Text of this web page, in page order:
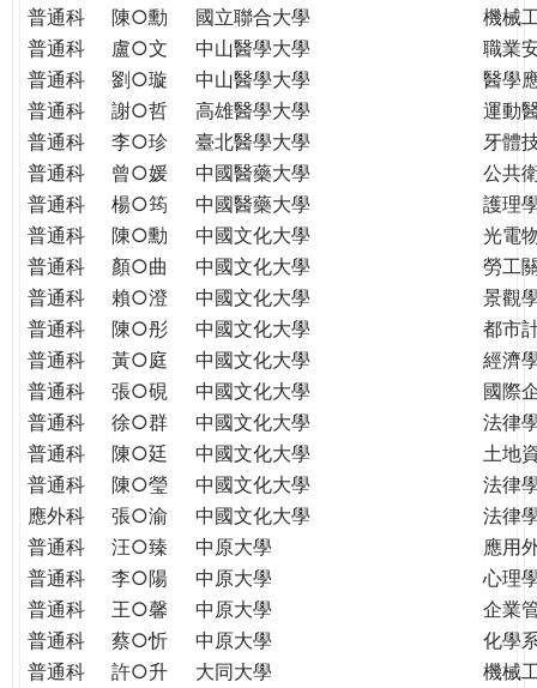
GLOBAL
CITIZENSHIP
普通科
陳○勳 國立聯合大學
機械
普通科
盧○文 中山醫學大學
職業
普通科
劉○璇 中山醫學大學
醫學
普通科
謝○哲 高雄醫學大學
運動
普通科
李○珍 臺北醫學大學
牙體
普通科
曾○媛 中國醫藥大學
公共
普通科
楊○筠 中國醫藥大學
護理
普通科
陳○勳 中國文化大學
光電
普通科
顏○曲 中國文化大學
勞工
普通科
賴○澄 中國文化大學
景觀
普通科
陳○彤 中國文化大學
都市
普通科
黃○庭 中國文化大學
經濟
普通科
張○硯 中國文化大學
國際
普通科
徐○群 中國文化大學
法律
普通科
陳○廷 中國文化大學
土地
普通科
陳○瑩 中國文化大學
法律
應外科
張○渝 中國文化大學
法律
普通科
汪○臻 中原大學
應用
普通科
李○陽 中原大學
心理
普通科
王○馨 中原大學
企業
普通科
蔡○忻 中原大學
化學
普通科
許○升 大同大學
機械